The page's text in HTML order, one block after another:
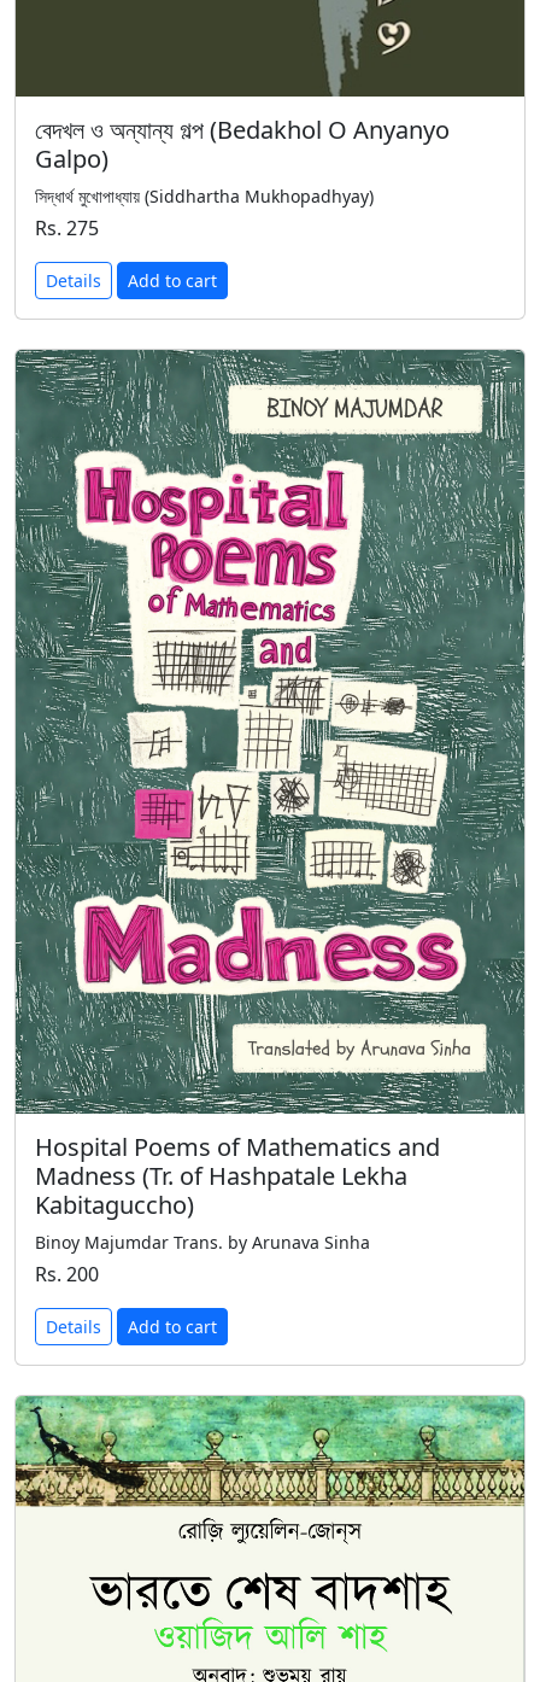
বেদখল ও অন্যান্য গল্প (Bedakhol O Anyanyo
Galpo)
সিদ্ধার্থ মুখোপাধ্যায় (Siddhartha Mukhopadhyay)
Rs. 275
Details Add to cart
Hospital Poems of Mathematics and
Madness (Tr. of Hashpatale Lekha
Kabitaguccho)
Binoy Majumdar Trans. by Arunava Sinha
Rs. 200
Details Add to cart